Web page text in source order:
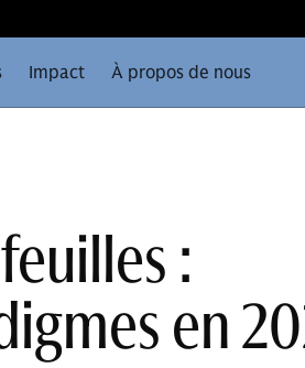
Impact À propos de nous
:
en